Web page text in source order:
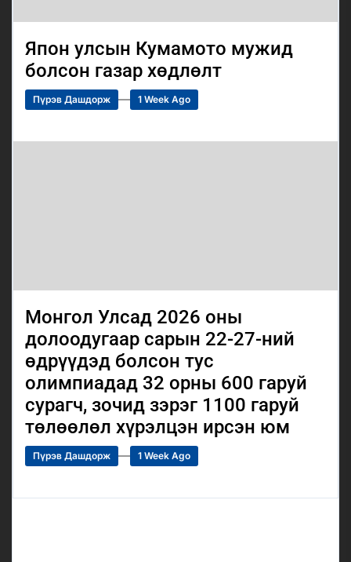
Япон улсын Кумамото мужид
болсон газар хөдлөлт
Пүрэв Дашдорж 1 Week Ago
Монгол Улсад 2026 оны
долоодугаар сарын 22-27-ний
өдрүүдэд болсон тус
олимпиадад 32 орны 600 гаруй
сурагч, зочид зэрэг 1100 гаруй
төлөөлөл хүрэлцэн ирсэн юм
Пүрэв Дашдорж 1 Week Ago